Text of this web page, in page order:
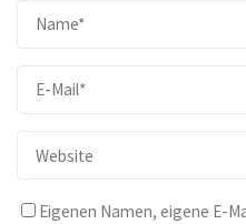
Eigenen Namen, eigene E-